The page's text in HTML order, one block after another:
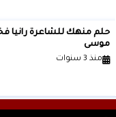
حلم منهك للشاعرة
موسى
منذ 3 سنوات